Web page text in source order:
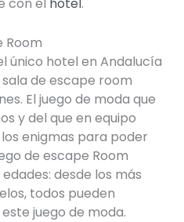
con el hotel.
Room
único hotel en Andalucía
de escape room
El juego de moda que
y del que en equipo
enigmas para poder
de escape Room
desde los más
todos pueden
juego de moda.